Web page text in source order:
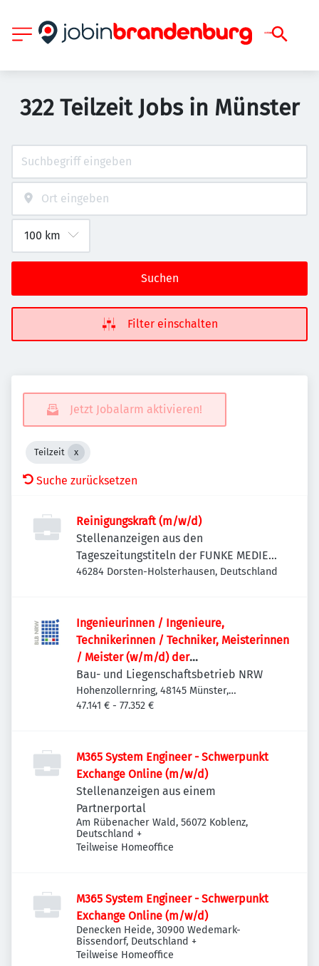
322 Teilzeit Jobs in Münster
Suchen
Filter einschalten
Jetzt Jobalarm aktivieren!
Teilzeit
Suche zurücksetzen
Reinigungskraft (m/w/d)
Stellenanzeigen aus den
Tageszeitungstiteln der FUNKE MEDIEN
NRW
46284 Dorsten-Holsterhausen, Deutschland
Ingenieurinnen / Ingenieure,
Technikerinnen / Techniker, Meisterinnen
/ Meister (w/m/d) der
Versorgungstechnik / Technischen
Gebäudeausrüstung als
Projektteammitglied
Bau- und Liegenschaftsbetrieb NRW
Hohenzollernring, 48145 Münster,
Deutschland
47.141 € - 77.352 €
M365 System Engineer - Schwerpunkt
Exchange Online (m/w/d)
Stellenanzeigen aus einem
Partnerportal
Am Rübenacher Wald, 56072 Koblenz,
Deutschland +
Teilweise Homeoffice
M365 System Engineer - Schwerpunkt
Exchange Online (m/w/d)
Denecken Heide, 30900 Wedemark-
Bissendorf, Deutschland +
Teilweise Homeoffice